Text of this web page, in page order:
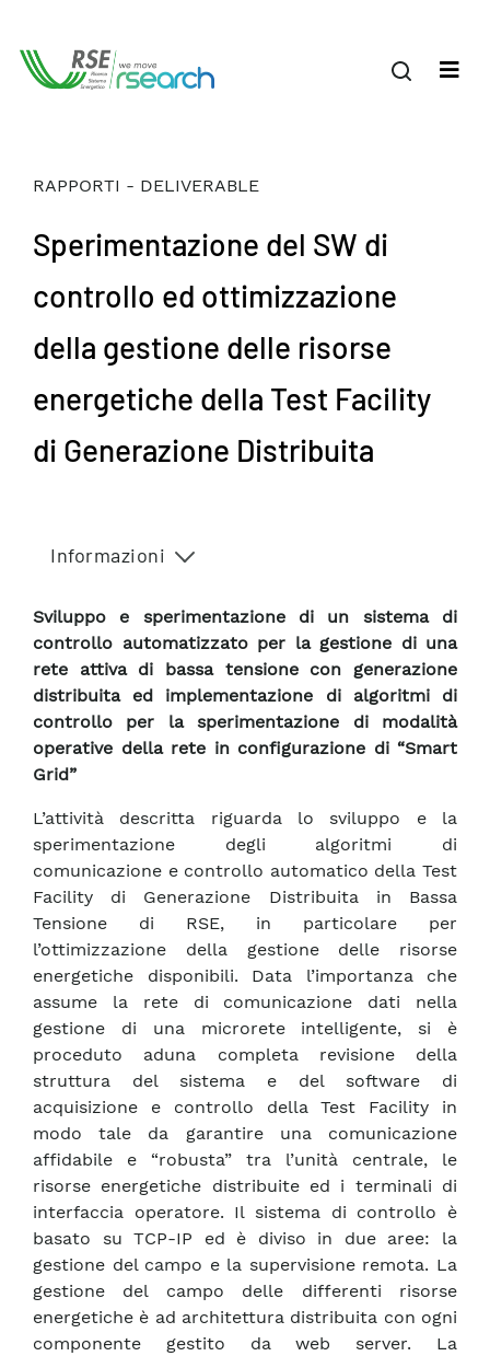
RAPPORTI - DELIVERABLE
Sperimentazione del SW di
controllo ed ottimizzazione
della gestione delle risorse
energetiche della Test Facility
di Generazione Distribuita
Informazioni
Sviluppo e sperimentazione di un sistema di
controllo automatizzato per la gestione di una
rete attiva di bassa tensione con generazione
distribuita ed implementazione di algoritmi di
controllo per la sperimentazione di modalità
operative della rete in configurazione di “Smart
Grid”
L’attività descritta riguarda lo sviluppo e la
sperimentazione degli algoritmi di
comunicazione e controllo automatico della Test
Facility di Generazione Distribuita in Bassa
Tensione di RSE, in particolare per
l’ottimizzazione della gestione delle risorse
energetiche disponibili. Data l’importanza che
assume la rete di comunicazione dati nella
gestione di una microrete intelligente, si è
proceduto aduna completa revisione della
struttura del sistema e del software di
acquisizione e controllo della Test Facility in
modo tale da garantire una comunicazione
affidabile e “robusta” tra l’unità centrale, le
risorse energetiche distribuite ed i terminali di
interfaccia operatore. Il sistema di controllo è
basato su TCP-IP ed è diviso in due aree: la
gestione del campo e la supervisione remota. La
gestione del campo delle differenti risorse
energetiche è ad architettura distribuita con ogni
componente gestito da web server. La